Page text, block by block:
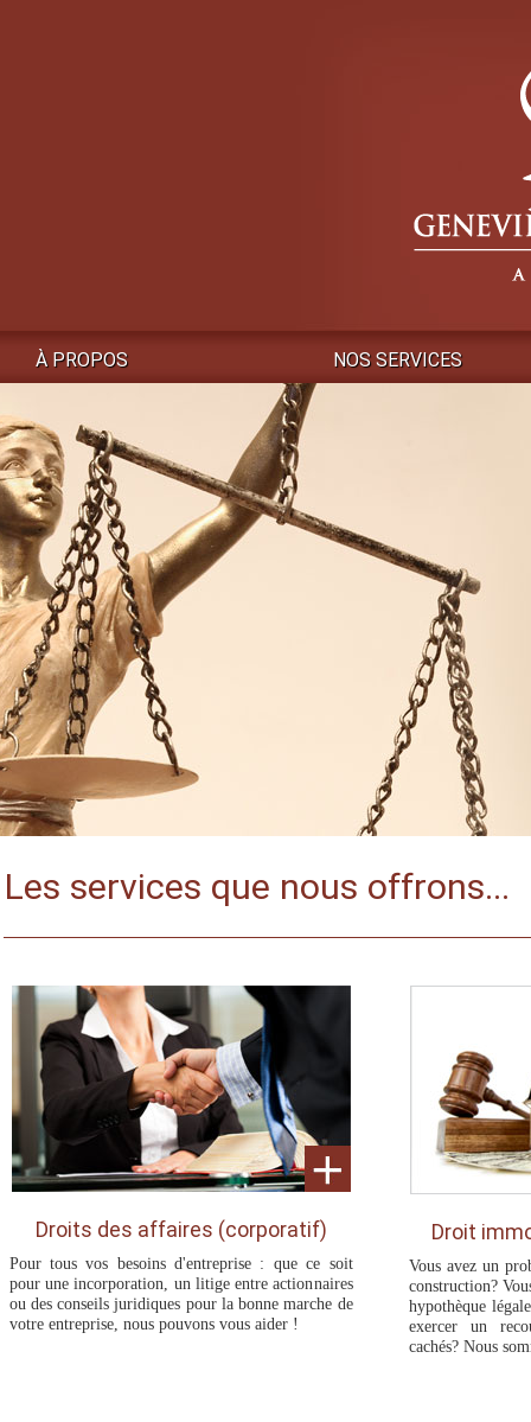
À PROPOS NOS SERVICES
Les services que nous offrons...
Droits des affaires (corporatif)
Pour tous vos besoins d'entreprise : que ce soit
pour une incorporation, un litige entre actionnaires
ou des conseils juridiques pour la bonne marche de
votre entreprise, nous pouvons vous aider !
Droit
Vous avez un
construction?
hypothèque
exercer un
cachés? Nous